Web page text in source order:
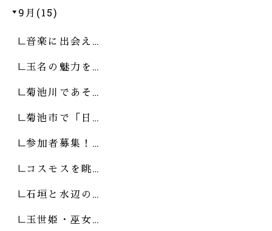
9月(15)
音楽に出会え…
玉名の魅力を…
菊池川であそ…
菊池市で「日…
参加者募集！…
コスモスを眺…
石垣と水辺の…
玉世姫・巫女…